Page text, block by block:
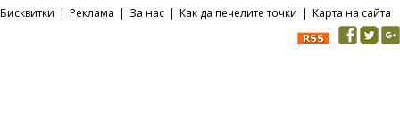
Бисквитки | Реклама | За нас | Как да печелите точки | Карта на сайта